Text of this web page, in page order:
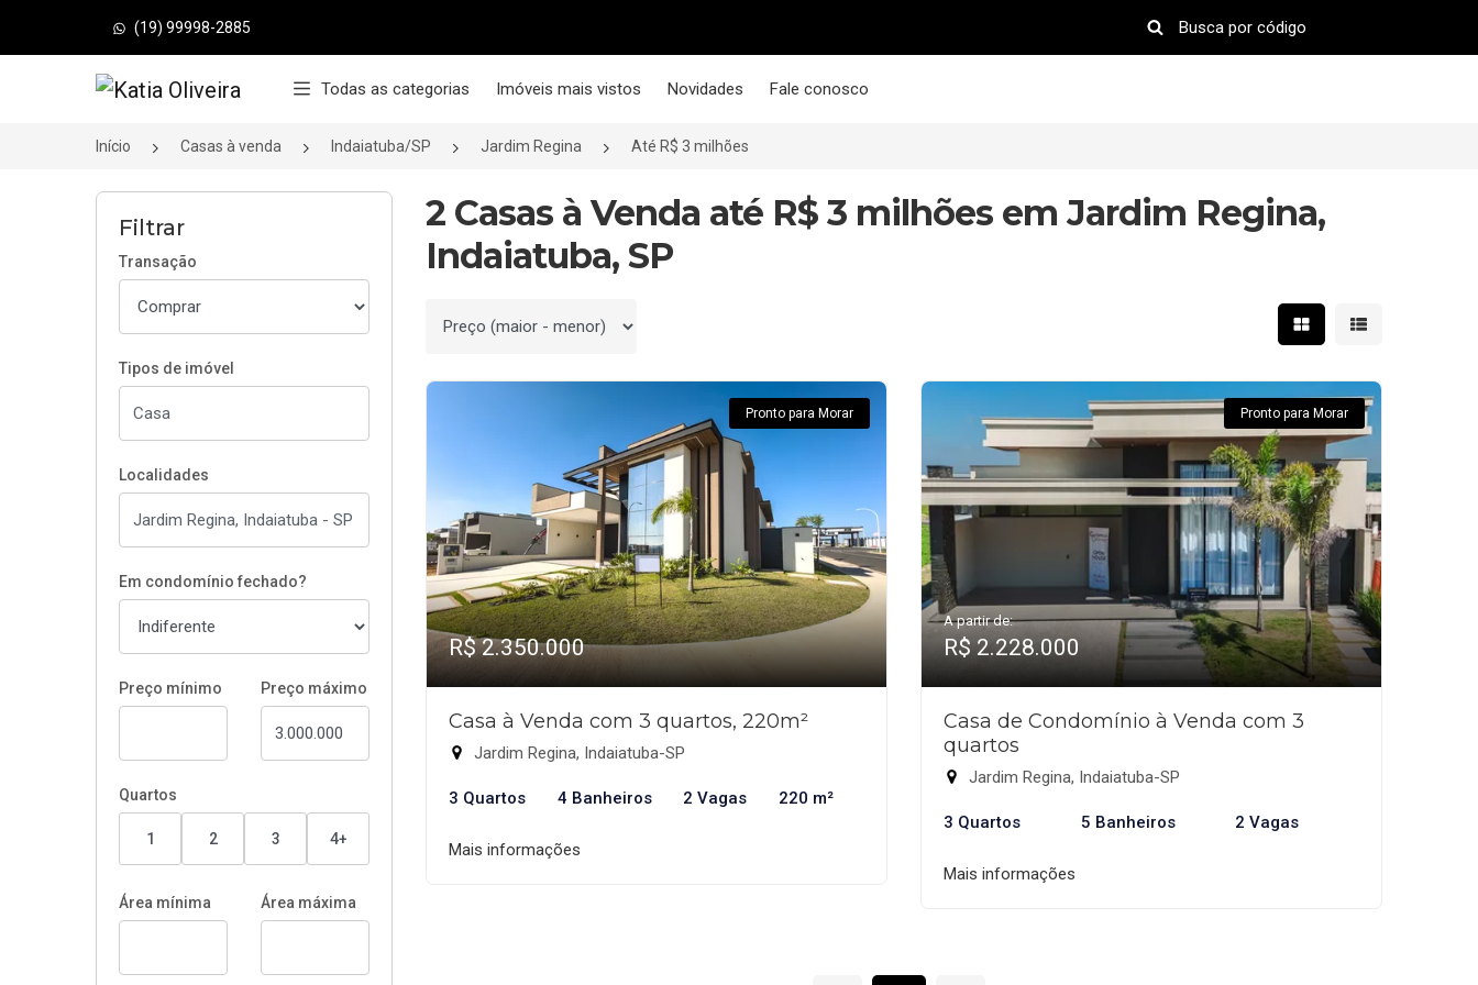
(19) 99998-2885
Página inicial Todas as categorias Imóveis mais vistos Novidades Fale conosco
Início Casas à venda Indaiatuba/SP Jardim Regina Até R$ 3 milhões
Filtrar
Transação
Tipos de imóvel
Localidades
Em condomínio fechado?
Preço mínimo Preço máximo
Quartos
1 2 3 4+
Área mínima Área máxima
2 Casas à Venda até R$ 3 milhões em Jardim Regina,
Indaiatuba, SP
Ordenar por Mostrar resultados em
Mostrar
Pronto para Morar
R$ 2.350.000
Casa à Venda com 3 quartos, 220m²
Jardim Regina, Indaiatuba-SP
3 Quartos 4 Banheiros 2 Vagas 220 m²
Mais informações
Pronto para Morar
A partir de:
R$ 2.228.000
Casa de Condomínio à Venda com 3
quartos
Jardim Regina, Indaiatuba-SP
3 Quartos 5 Banheiros 2 Vagas
Mais informações